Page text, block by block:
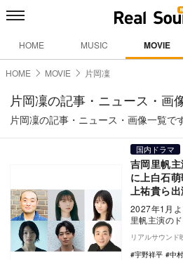
HOME MUSIC MOVIE
HOME MOVIE 片岡凜
片岡凜の記事・ニュース・画
片岡凜の記事・ニュース・画像一覧で
国内ドラマ
吉岡里帆
に上白石
上祐貴ら
2027年1月
里帆主演の
加キャスト
平、片岡…
リアルサウンド
宇野祥平
中